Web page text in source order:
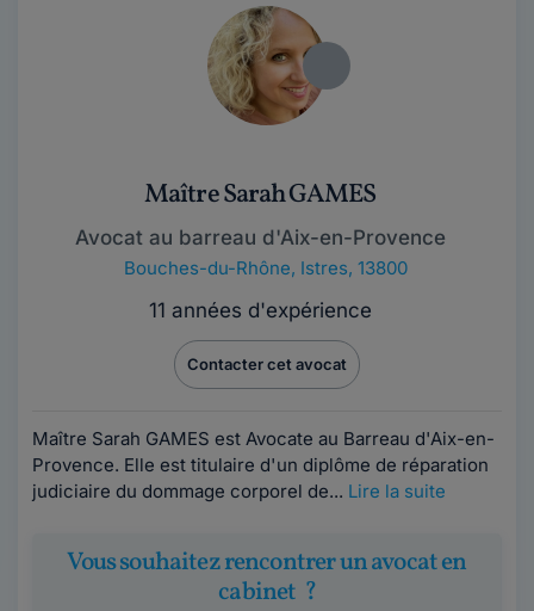
Maître Sarah GAMES
Avocat au barreau d'Aix-en-Provence
Bouches-du-Rhône, Istres, 13800
11 années d'expérience
Contacter cet avocat
Maître Sarah GAMES est Avocate au Barreau d'Aix-en-
Provence. Elle est titulaire d'un diplôme de réparation
judiciaire du dommage corporel de... Lire la suite
Vous souhaitez rencontrer un avocat en
cabinet ?